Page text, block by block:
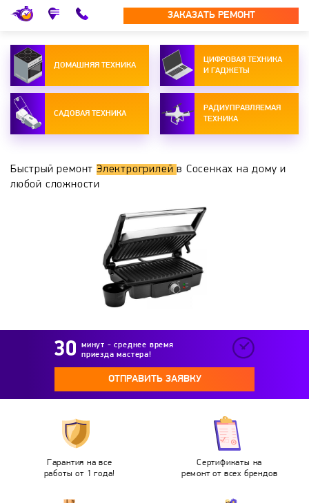
ЗАКАЗАТЬ РЕМОНТ
ДОМАШНЯЯ ТЕХНИКА
ЦИФРОВАЯ ТЕХНИКА
И ГАДЖЕТЫ
САДОВАЯ ТЕХНИКА
РАДИУПРАВЛЯЕМАЯ
ТЕХНИКА
Быстрый ремонтЭлектрогрилейв Сосенках на дому и
любой сложности
минут - среднее время
приезда мастера!
ОТПРАВИТЬ ЗАЯВКУ
Гарантия на все
работы от 1 года!
Сертификаты на
ремонт от всех брендов